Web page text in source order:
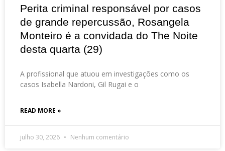
Perita criminal responsável por casos
de grande repercussão, Rosangela
Monteiro é a convidada do The Noite
desta quarta (29)
A profissional que atuou em investigações como os
casos Isabella Nardoni, Gil Rugai e o
READ MORE »
julho 30, 2026 Nenhum comentário